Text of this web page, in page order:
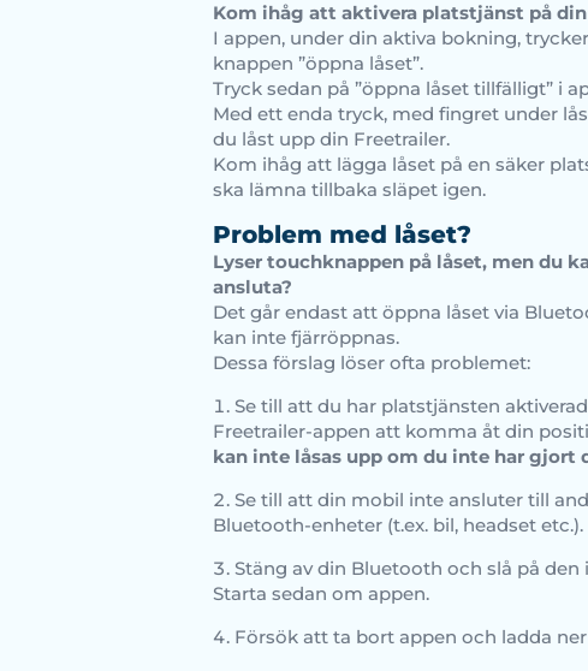
Kom ihåg att aktivera platstjänst på
I appen, under din aktiva bokning,
knappen ”öppna låset”.
Tryck sedan på ”öppna låset tillfälligt” i
Med ett enda tryck, med fingret under
du låst upp din Freetrailer.
Kom ihåg att lägga låset på en säker
ska lämna tillbaka släpet igen.
Problem med låset?
Lyser touchknappen på låset, men du
ansluta?
Det går endast att öppna låset via
kan inte fjärröppnas.
Dessa förslag löser ofta problemet:
Se till att du har platstjänsten
Freetrailer-appen att komma åt din
kan inte låsas upp om du inte har gjort
Se till att din mobil inte ansluter till
Bluetooth-enheter (t.ex. bil, headset etc.).
Stäng av din Bluetooth och slå på den
Starta sedan om appen.
Försök att ta bort appen och ladda